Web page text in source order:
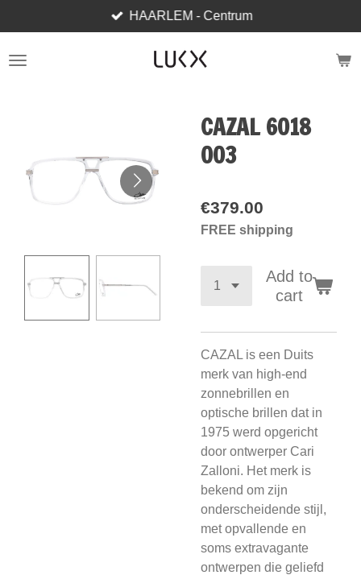
to
main
HAARLEM - Centrum
CAZAL 6018
003
€379.00
FREE shipping
Add to
cart
CAZAL is een Duits
merk van high-end
zonnebrillen en
optische brillen dat in
1975 werd opgericht
door ontwerper Cari
Zalloni. Het merk is
bekend om zijn
onderscheidende stijl,
met opvallende en
soms extravagante
ontwerpen die geliefd